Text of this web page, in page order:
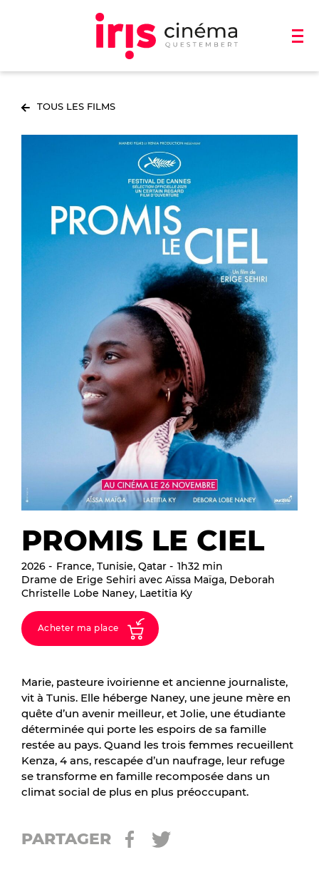
TOUS LES FILMS
PROMIS LE CIEL
2026 France, Tunisie, Qatar
1h32 min
Drame de Erige Sehiri avec Aïssa Maïga, Deborah
Christelle Lobe Naney, Laetitia Ky
Acheter ma place
Marie, pasteure ivoirienne et ancienne journaliste,
vit à Tunis. Elle héberge Naney, une jeune mère en
quête d’un avenir meilleur, et Jolie, une étudiante
déterminée qui porte les espoirs de sa famille
restée au pays. Quand les trois femmes recueillent
Kenza, 4 ans, rescapée d’un naufrage, leur refuge
se transforme en famille recomposée dans un
climat social de plus en plus préoccupant.
PARTAGER